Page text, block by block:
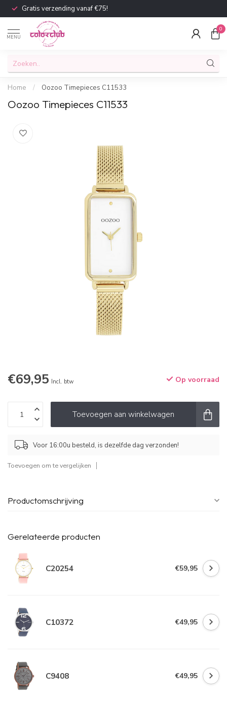
Gratis verzending vanaf €75!
MENU
0
Home / Oozoo Timepieces C11533
Oozoo Timepieces C11533
€69,95 Incl. btw Op voorraad
Toevoegen aan winkelwagen
Voor 16:00u besteld, is dezelfde dag verzonden!
Toevoegen om te vergelijken
Productomschrijving
Gerelateerde producten
C20254 €59,95
C10372 €49,95
C9408 €49,95